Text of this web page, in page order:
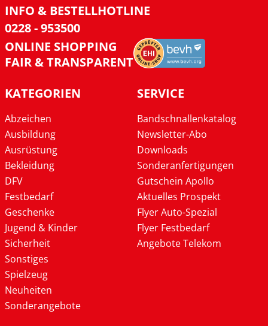
INFO & BESTELLHOTLINE
0228 - 953500
ONLINE SHOPPING
FAIR & TRANSPARENT
KATEGORIEN
Abzeichen
Ausbildung
Ausrüstung
Bekleidung
DFV
Festbedarf
Geschenke
Jugend & Kinder
Sicherheit
Sonstiges
Spielzeug
Neuheiten
Sonderangebote
SERVICE
Bandschnallenkatalog
Newsletter-Abo
Downloads
Sonderanfertigungen
Gutschein Apollo
Aktuelles Prospekt
Flyer Auto-Spezial
Flyer Festbedarf
Angebote Telekom